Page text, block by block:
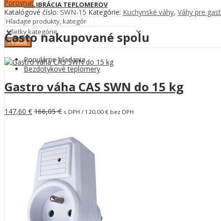
KALIBRÁCIA TEPLOMEROV
Hľadať
Populárne hľadania
Bezdotykové teplomery
Porovnať
Katalógové číslo: SWN-15 Kategórie: Kuchynské váhy, Váhy pre
Často nakupované spolu
Gastro váha CAS SWN do 15 kg
147,60 € 166,05€ s DPH / 120,00 € bez DPH